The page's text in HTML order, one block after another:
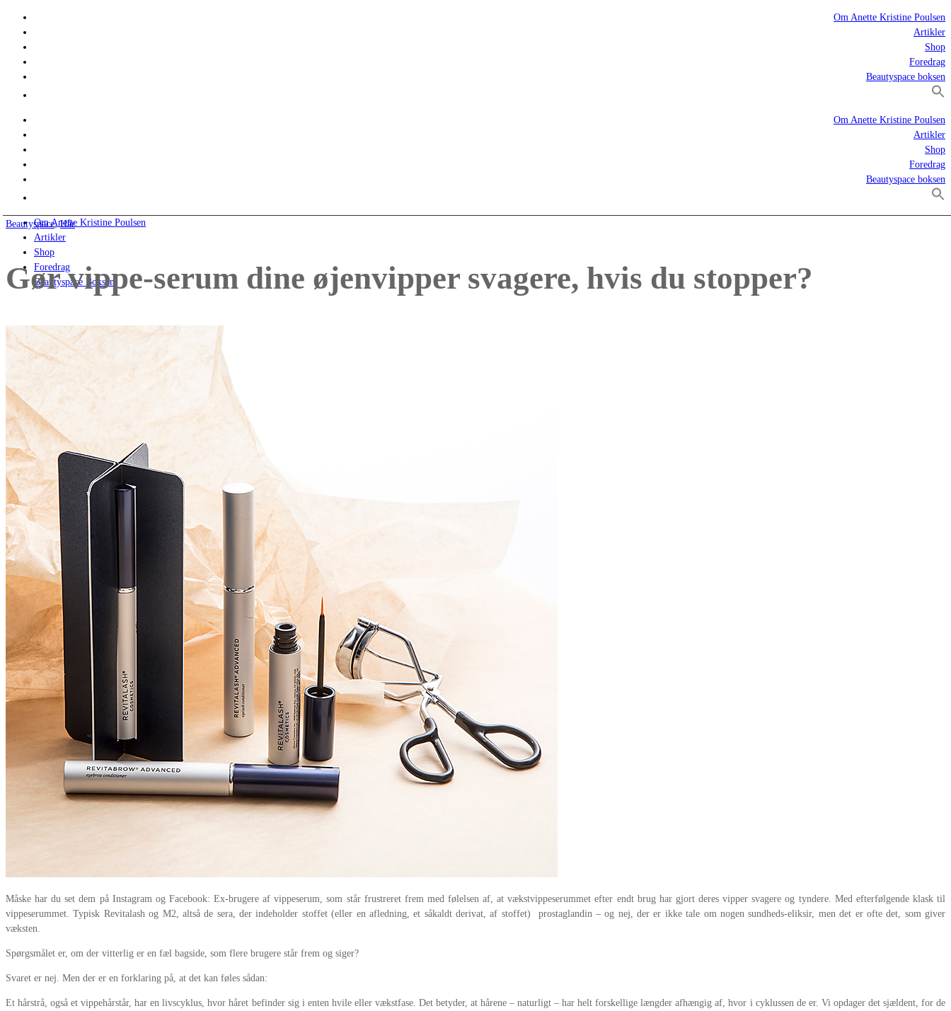
Om Anette Kristine Poulsen
Artikler
Shop
Foredrag
Beautyspace boksen
Om Anette Kristine Poulsen
Artikler
Shop
Foredrag
Beautyspace boksen
Om Anette Kristine Poulsen
Artikler
Shop
Foredrag
Beautyspace Boksen
Beautyspace,Hår
Gør vippe-serum dine øjenvipper svagere, hvis du stopper?
Måske har du set dem på Instagram og Facebook: Ex-brugere af vippeserum, som står frustreret frem med følelsen af, at vækstvippeserummet efter endt brug har gjort deres vipper svagere og tyndere. Med efterfølgende klask til
vippeserummet. Typisk Revitalash og M2, altså de sera, der indeholder stoffet (eller en afledning, et såkaldt derivat, af stoffet) prostaglandin –og nej, der er ikke tale om nogen sundheds-eliksir, men det er ofte det, som giver
væksten.
Spørgsmålet er, om der vitterlig er en fæl bagside, som flere brugere står frem og siger?
Svaret er nej. Men der er en forklaring på, at det kan føles sådan:
Et hårstrå, også et vippehårstår, har en livscyklus, hvor håret befinder sig i enten hvile eller vækstfase. Det betyder, at hårene – naturligt – har helt forskellige længder afhængig af, hvor i cyklussen de er. Vi opdager det sjældent, for de